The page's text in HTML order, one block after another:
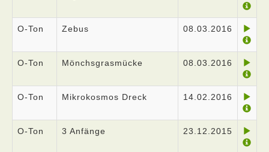
O-Ton Zebus 08.03.2016
O-Ton Mönchsgrasmücke 08.03.2016
O-Ton Mikrokosmos Dreck 14.02.2016
O-Ton 3 Anfänge 23.12.2015